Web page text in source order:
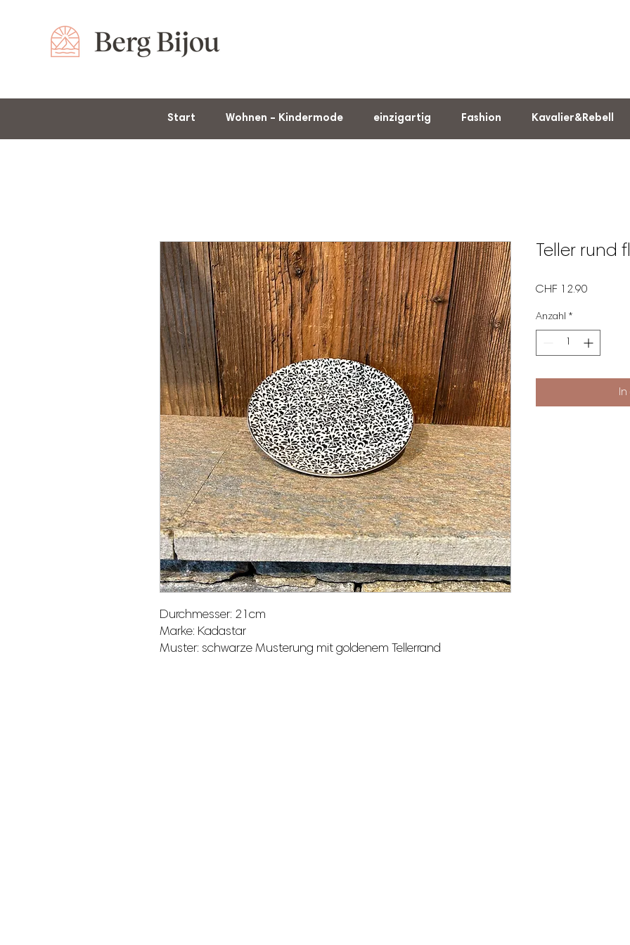
Start Wohnen – Kindermode einzigartig Fashion Kavalier&Rebell
Durchmesser: 21cm
Marke: Kadastar
Muster: schwarze Musterung mit goldenem Tellerrand
Teller rund
CHF 12.90
Anzahl *